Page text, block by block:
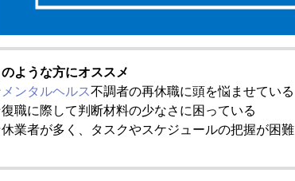
ような方にオススメ
メンタルヘルス不調者の再休職に頭を悩ませている
職に際して判断材料の少なさに困っている
業者が多く、タスクやスケジュールの把握が困難